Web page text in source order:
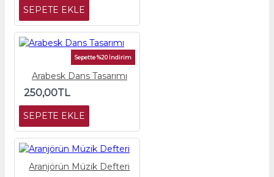
SEPETE EKLE
Sepette %20 İndirim
Arabesk Dans Tasarımı
250,00TL
SEPETE EKLE
Aranjörün Müzik Defteri